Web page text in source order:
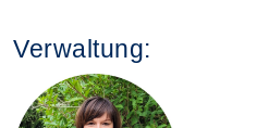
Verwaltung: